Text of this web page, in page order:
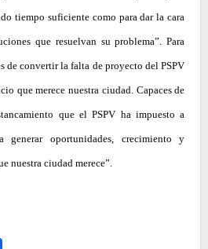
tiempo suficiente como para dar la cara
que resuelvan su problema”. Para
de convertir la falta de proyecto del PSPV
que merece nuestra ciudad. Capaces de
que el PSPV ha impuesto a
generar oportunidades, crecimiento y
nuestra ciudad merece”.